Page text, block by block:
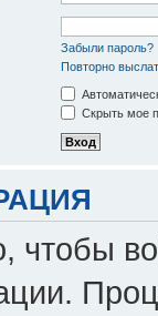
Забыли пароль?
Повторно
Скрыть мое
чтобы